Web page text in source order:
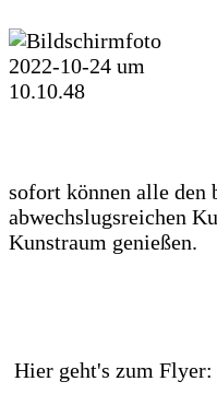
sofort können alle den
abwechslugsreichen
Kunstraum genießen.
Hier geht's zum Flyer: